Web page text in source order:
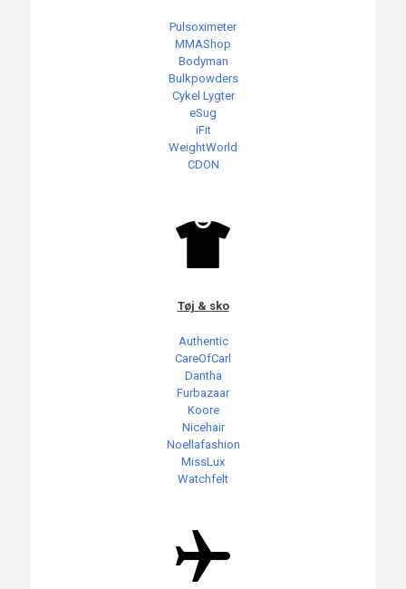
Pulsoximeter
MMAShop
Bodyman
Bulkpowders
Cykel Lygter
eSug
iFit
WeightWorld
CDON
Tøj & sko
Authentic
CareOfCarl
Dantha
Furbazaar
Koore
Nicehair
Noellafashion
MissLux
Watchfelt